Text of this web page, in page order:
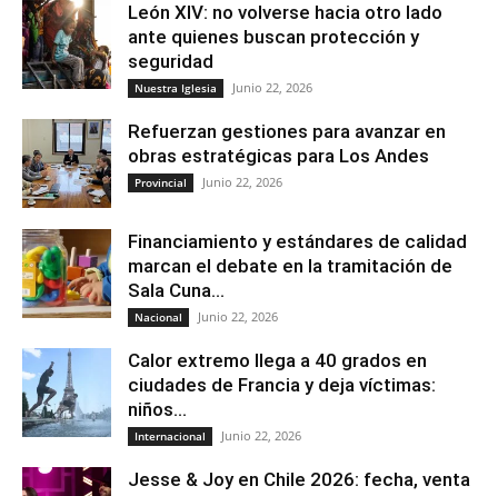
León XIV: no volverse hacia otro lado
ante quienes buscan protección y
seguridad
Nuestra Iglesia Junio 22, 2026
Refuerzan gestiones para avanzar en
obras estratégicas para Los Andes
Provincial Junio 22, 2026
Financiamiento y estándares de calidad
marcan el debate en la tramitación de
Sala Cuna...
Nacional Junio 22, 2026
Calor extremo llega a 40 grados en
ciudades de Francia y deja víctimas:
niños...
Internacional Junio 22, 2026
Jesse & Joy en Chile 2026: fecha, venta